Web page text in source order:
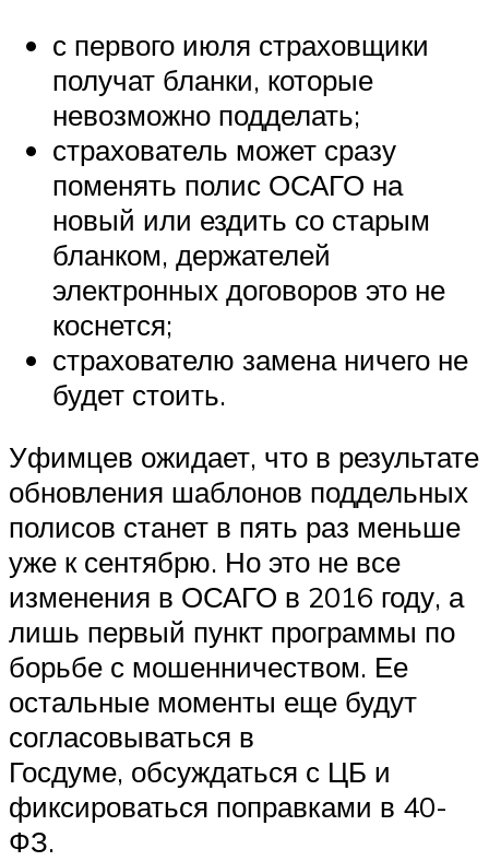
с первого июля страховщики
получат бланки, которые
невозможно подделать;
страхователь может сразу
поменять полис ОСАГО на
новый или ездить со старым
бланком, держателей
электронных договоров это не
коснется;
страхователю замена ничего не
будет стоить.
Уфимцев ожидает, что в результате
обновления шаблонов поддельных
полисов станет в пять раз меньше
уже к сентябрю. Но это не все
изменения в ОСАГО в 2016 году, а
лишь первый пункт программы по
борьбе с мошенничеством. Ее
остальные моменты еще будут
согласовываться в
Госдуме, обсуждаться с ЦБ и
фиксироваться поправками в 40-
ФЗ.